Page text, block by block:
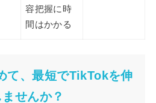
容把握に時
間はかかる
て、最短でTikTokを伸
せんか？